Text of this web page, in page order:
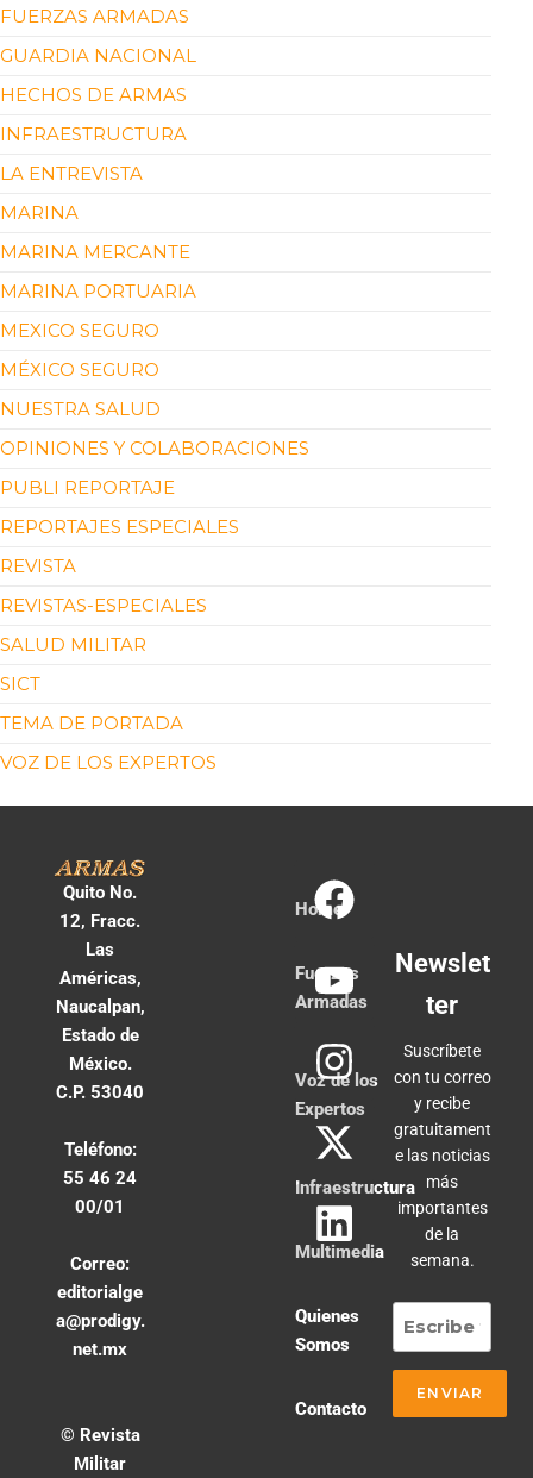
FUERZAS ARMADAS
GUARDIA NACIONAL
HECHOS DE ARMAS
INFRAESTRUCTURA
LA ENTREVISTA
MARINA
MARINA MERCANTE
MARINA PORTUARIA
MEXICO SEGURO
MÉXICO SEGURO
NUESTRA SALUD
OPINIONES Y COLABORACIONES
PUBLI REPORTAJE
REPORTAJES ESPECIALES
REVISTA
REVISTAS-ESPECIALES
SALUD MILITAR
SICT
TEMA DE PORTADA
VOZ DE LOS EXPERTOS
Quito No.
12, Fracc.
Las
Américas,
Naucalpan,
Estado de
México.
C.P. 53040
Teléfono:
55 46 24
00/01
Correo:
editorialge
a@prodigy.
net.mx
© Revista
Militar
Home
Fuerzas
Armadas
Voz de los
Expertos
Infraestructura
Multimedia
Quienes
Somos
Contacto
Newslet
ter
Suscríbete
con tu correo
y recibe
gratuitament
e las noticias
más
importantes
de la
semana.